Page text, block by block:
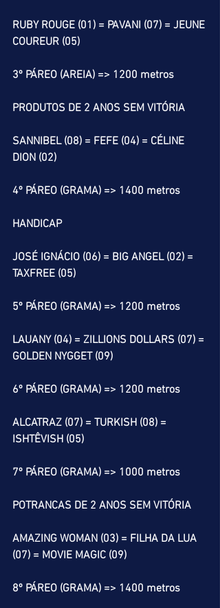
RUBY ROUGE (01) = PAVANI (07) = JEUNE
COUREUR (05)
3º PÁREO (AREIA) => 1200 metros
PRODUTOS DE 2 ANOS SEM VITÓRIA
SANNIBEL (08) = FEFE (04) = CÉLINE
DION (02)
4º PÁREO (GRAMA) => 1400 metros
HANDICAP
JOSÉ IGNÁCIO (06) = BIG ANGEL (02) =
TAXFREE (05)
5º PÁREO (GRAMA) => 1200 metros
LAUANY (04) = ZILLIONS DOLLARS (07) =
GOLDEN NYGGET (09)
6º PÁREO (GRAMA) => 1200 metros
ALCATRAZ (07) = TURKISH (08) =
ISHTÊVISH (05)
7º PÁREO (GRAMA) => 1000 metros
POTRANCAS DE 2 ANOS SEM VITÓRIA
AMAZING WOMAN (03) = FILHA DA LUA
(07) = MOVIE MAGIC (09)
8º PÁREO (GRAMA) => 1400 metros